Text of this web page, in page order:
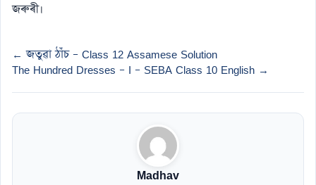
জৰুৰী।
← জতুৱা ঠাঁচ – Class 12 Assamese Solution
The Hundred Dresses – I – SEBA Class 10 English →
Madhav